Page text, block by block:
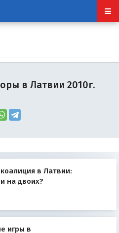
в Латвии 2010г.
в Латвии:
на двоих?
игры в